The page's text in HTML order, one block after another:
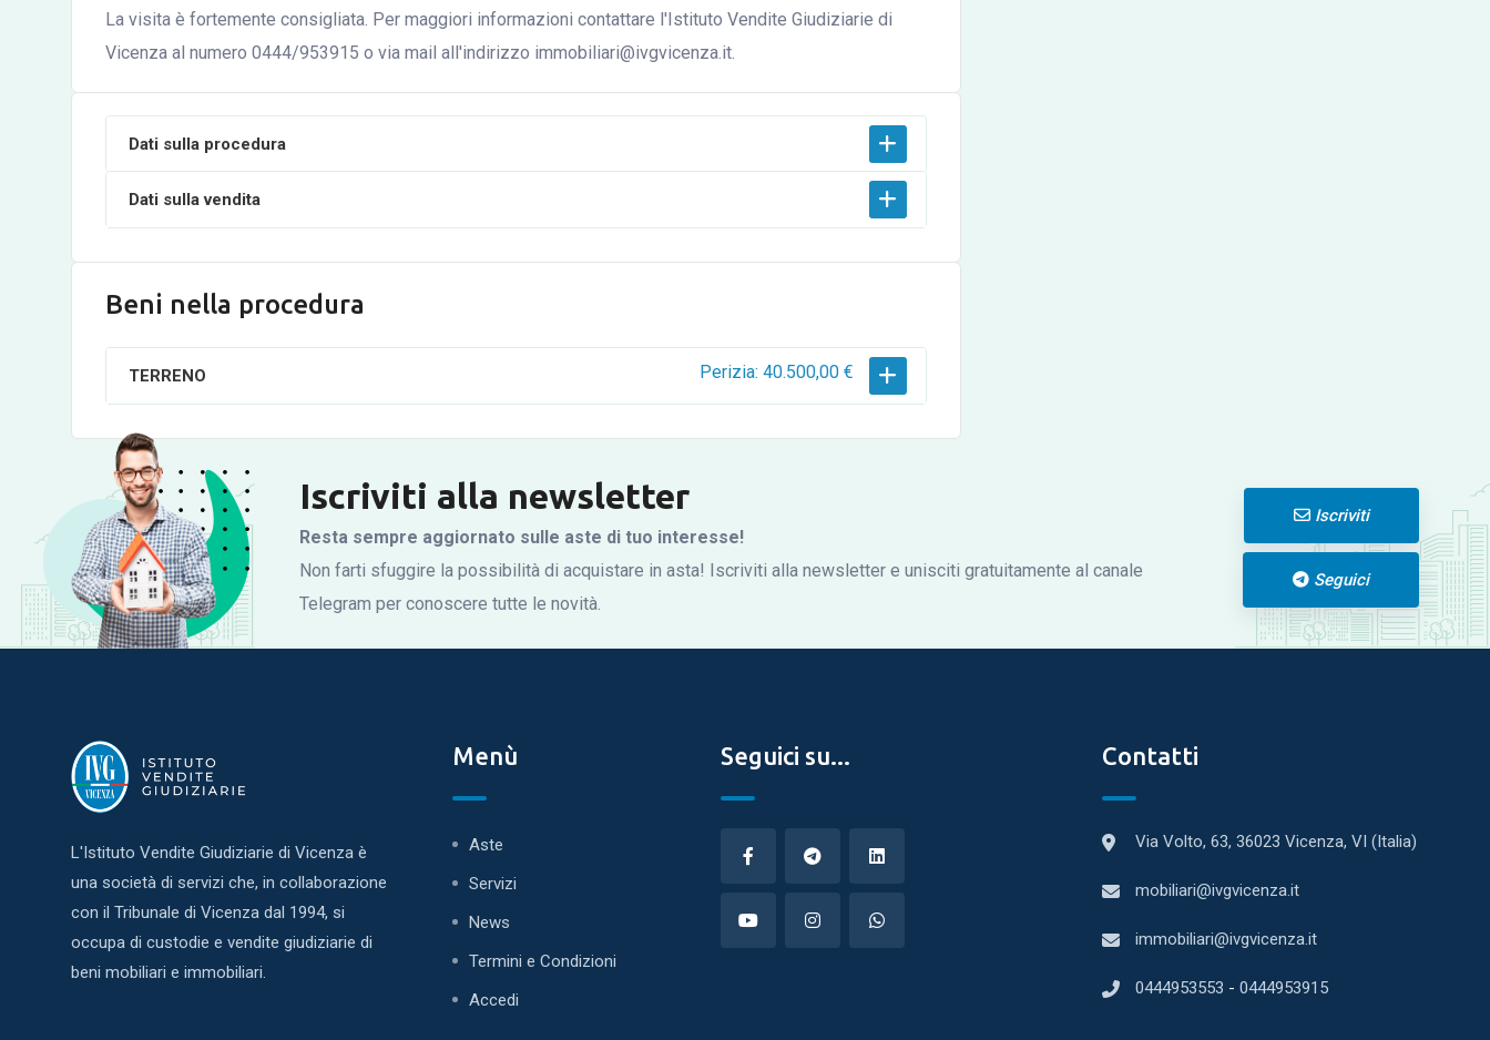
La visita è fortemente consigliata. Per maggiori informazioni contattare l'Istituto Vendite Giudiziarie di
Vicenza al numero 0444/953915 o via mail all'indirizzo immobiliari@ivgvicenza.it.
Dati sulla procedura
Dati sulla vendita
Beni nella procedura
TERRENO Perizia: 40.500,00 €
Iscriviti alla newsletter
Resta sempre aggiornato sulle aste di tuo interesse!
Non farti sfuggire la possibilità di acquistare in asta! Iscriviti alla newsletter e unisciti gratuitamente al canale
Telegram per conoscere tutte le novità.
Iscriviti
Seguici
L'Istituto Vendite Giudiziarie di Vicenza è
una società di servizi che, in collaborazione
con il Tribunale di Vicenza dal 1994, si
occupa di custodie e vendite giudiziarie di
beni mobiliari e immobiliari.
Menù
Aste
Servizi
News
Termini e Condizioni
Accedi
Seguici su... Contatti
Via Volto, 63, 36023 Vicenza, VI (Italia)
mobiliari@ivgvicenza.it
immobiliari@ivgvicenza.it
0444953553 - 0444953915